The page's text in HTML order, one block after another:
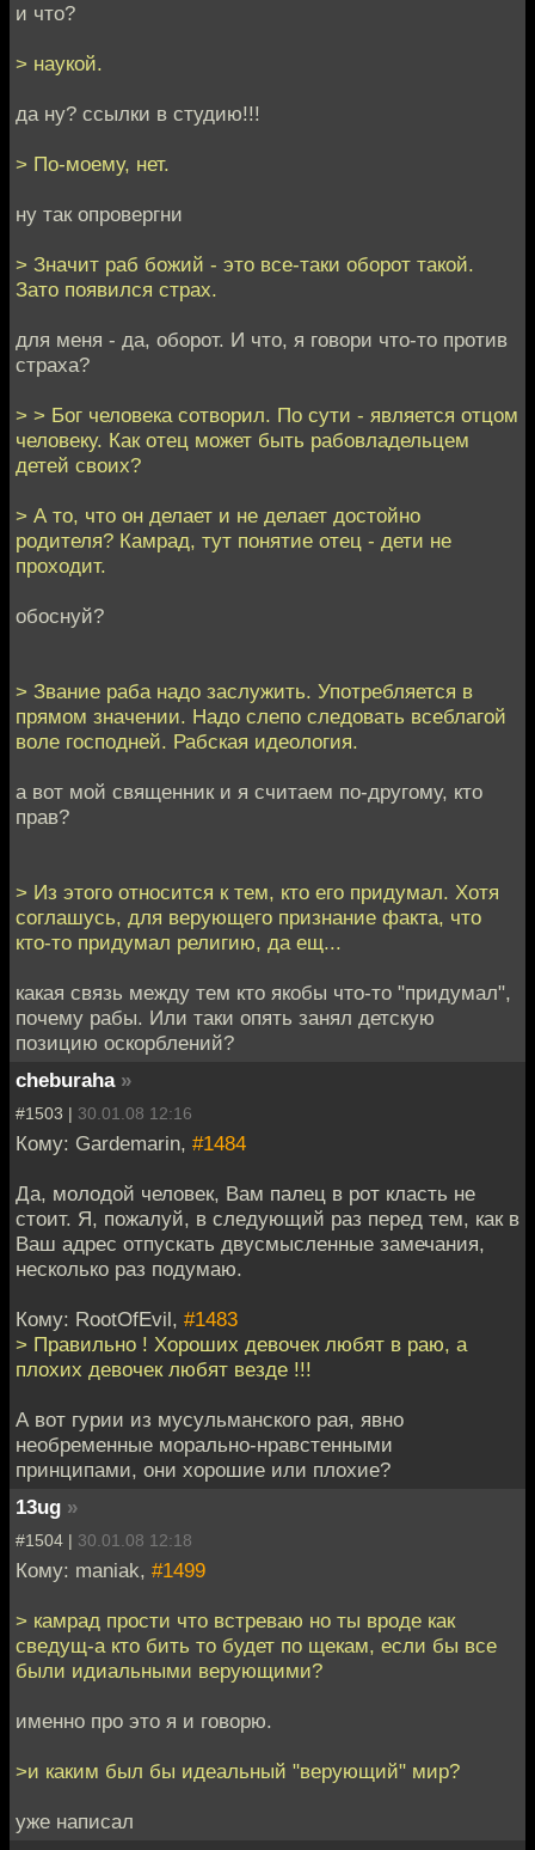
и что?
> наукой.
да ну? ссылки в студию!!!
> По-моему, нет.
ну так опровергни
> Значит раб божий - это все-таки оборот такой.
Зато появился страх.
для меня - да, оборот. И что, я говори что-то против
страха?
> > Бог человека сотворил. По сути - является отцом
человеку. Как отец может быть рабовладельцем
детей своих?
> А то, что он делает и не делает достойно
родителя? Камрад, тут понятие отец - дети не
проходит.
обоснуй?
> Звание раба надо заслужить. Употребляется в
прямом значении. Надо слепо следовать всеблагой
воле господней. Рабская идеология.
а вот мой священник и я считаем по-другому, кто
прав?
> Из этого относится к тем, кто его придумал. Хотя
соглашусь, для верующего признание факта, что
кто-то придумал религию, да ещ...
какая связь между тем кто якобы что-то "придумал",
почему рабы. Или таки опять занял детскую
позицию оскорблений?
cheburaha »
#1503 | 30.01.08 12:16
Кому: Gardemarin, #1484
Да, молодой человек, Вам палец в рот класть не
стоит. Я, пожалуй, в следующий раз перед тем, как в
Ваш адрес отпускать двусмысленные замечания,
несколько раз подумаю.
Кому: RootOfEvil, #1483
> Правильно ! Хороших девочек любят в раю, а
плохих девочек любят везде !!!
А вот гурии из мусульманского рая, явно
необременные морально-нравстенными
принципами, они хорошие или плохие?
13ug »
#1504 | 30.01.08 12:18
Кому: maniak, #1499
> камрад прости что встреваю но ты вроде как
сведущ-а кто бить то будет по щекам, если бы все
были идиальными верующими?
именно про это я и говорю.
>и каким был бы идеальный "верующий" мир?
уже написал